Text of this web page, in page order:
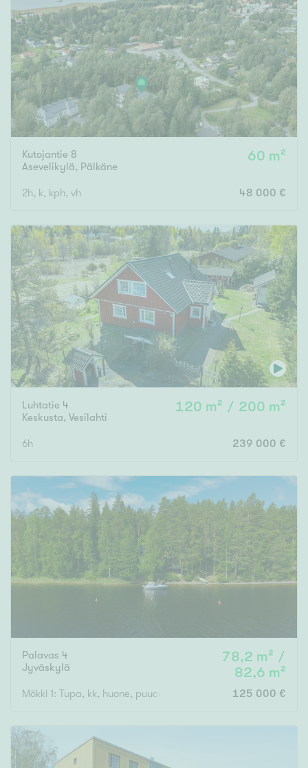
Kutojantie 8
Asevelikylä, Pälkäne
60 m²
2h, k, kph, vh 48 000 €
Luhtatie 4
Keskusta, Vesilahti
120 m² / 200 m²
6h 239 000 €
Palavas 4
Jyväskylä
78,2 m² /
82,6 m²
Mökki 1: Tupa, kk, huone, puucee, varasto ja Mökki 2: Tupa,
125 000 €